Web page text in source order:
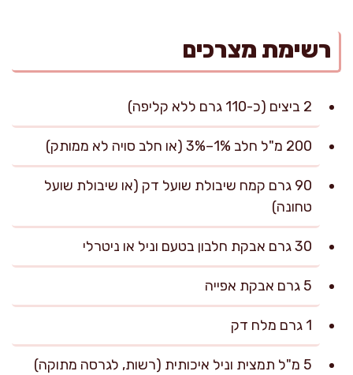
רשימת מצרכים
2 ביצים (כ-110 גרם ללא קליפה)
200 מ"ל חלב 1%–3% (או חלב סויה לא ממותק)
90 גרם קמח שיבולת שועל דק (או שיבולת שועל
טחונה)
30 גרם אבקת חלבון בטעם וניל או ניטרלי
5 גרם אבקת אפייה
1 גרם מלח דק
5 מ"ל תמצית וניל איכותית (רשות, לגרסה מתוקה)